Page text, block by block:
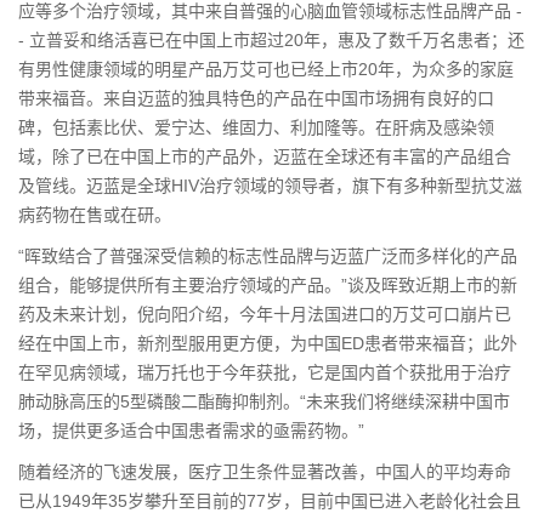
应等多个治疗领域，其中来自普强的心脑血管领域标志性品牌产品 -
- 立普妥和络活喜已在中国上市超过20年，惠及了数千万名患者；还
有男性健康领域的明星产品万艾可也已经上市20年，为众多的家庭
带来福音。来自迈蓝的独具特色的产品在中国市场拥有良好的口
碑，包括素比伏、爱宁达、维固力、利加隆等。在肝病及感染领
域，除了已在中国上市的产品外，迈蓝在全球还有丰富的产品组合
及管线。迈蓝是全球HIV治疗领域的领导者，旗下有多种新型抗艾滋
病药物在售或在研。
“晖致结合了普强深受信赖的标志性品牌与迈蓝广泛而多样化的产品
组合，能够提供所有主要治疗领域的产品。”谈及晖致近期上市的新
药及未来计划，倪向阳介绍，今年十月法国进口的万艾可口崩片已
经在中国上市，新剂型服用更方便，为中国ED患者带来福音；此外
在罕见病领域，瑞万托也于今年获批，它是国内首个获批用于治疗
肺动脉高压的5型磷酸二酯酶抑制剂。“未来我们将继续深耕中国市
场，提供更多适合中国患者需求的亟需药物。”
随着经济的飞速发展，医疗卫生条件显著改善，中国人的平均寿命
已从1949年35岁攀升至目前的77岁，目前中国已进入老龄化社会且